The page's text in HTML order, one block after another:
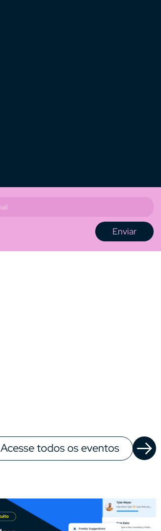
Enviar
Acesse todos os eventos